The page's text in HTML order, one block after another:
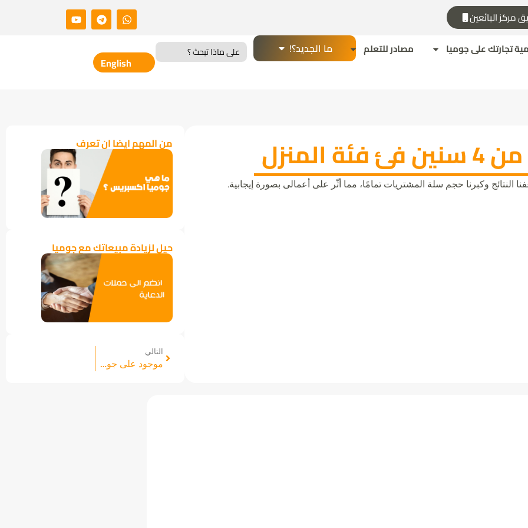
مركز البائعين
تجارتك على جوميا
مصادر للتعلم
ما الجديد؟!
Search
for:
English
النتائج وكبرنا حجم سلة المشتريات تمامًا، مما أثّر على أعمالى بصورة إيجابية.
من المهم ايضا ان تعرف
حيل لزيادة مبيعاتك مع جوميا
التالي
موجود على جوميا من 8 شهور في فئة الصحة والجمال